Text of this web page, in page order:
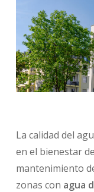
La calidad del
en el bienestar
mantenimiento
zonas con agua